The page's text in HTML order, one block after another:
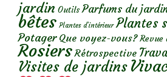
jardin Outils Parfums du
bêtes Plantes d’intérieur Plantes
Potager Que voyez-vous? Revue
Rosiers Rétrospective
Visites de jardins